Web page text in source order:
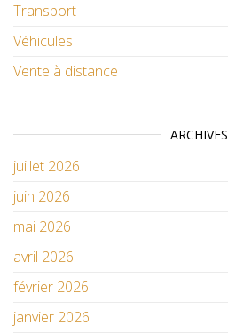
Transport
Véhicules
Vente à distance
ARCHIVES
juillet 2026
juin 2026
mai 2026
avril 2026
février 2026
janvier 2026